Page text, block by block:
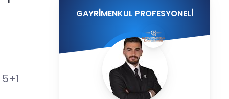
5+1
GAYRİMENKUL PROFESYONELİ